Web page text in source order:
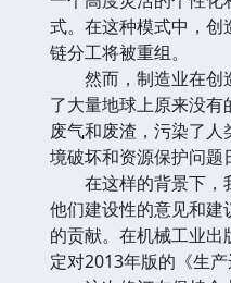
式。在这种模式中，创
链分工将被重组。
然而，制造业在创
了大量地球上原来没有
废气和废渣，污染了
境破坏和资源保护问题
在这样的背景下，
他们建设性的意见和建
的贡献。在机械工业
定对2013年版的《生产